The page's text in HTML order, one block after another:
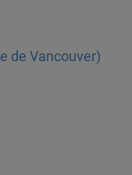
de Vancouver)